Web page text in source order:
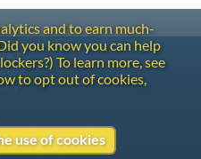
and to earn much-
you know you can help
To learn more, see
to opt out of cookies,
use of cookies
LiederNet Archive